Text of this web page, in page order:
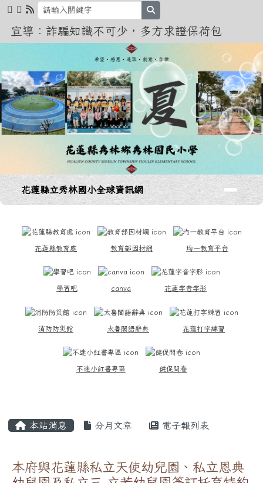
跳至主內容區
花蓮縣立秀林國小全球資訊網
宣導：詐騙知識不可少，多方求證保荷包
導覽列花蓮縣立秀林國小全球資訊網
花蓮縣教育處 教育部因材網 均一教育平台
學習吧 canva 花蓮字音字形
消防防災館 太魯閣語辭典 花蓮打字練習
不迷小紅書專區 健促問卷
本站消息 分月文章 電子報列表
本府與花蓮縣私立天使幼兒園、私立恩典